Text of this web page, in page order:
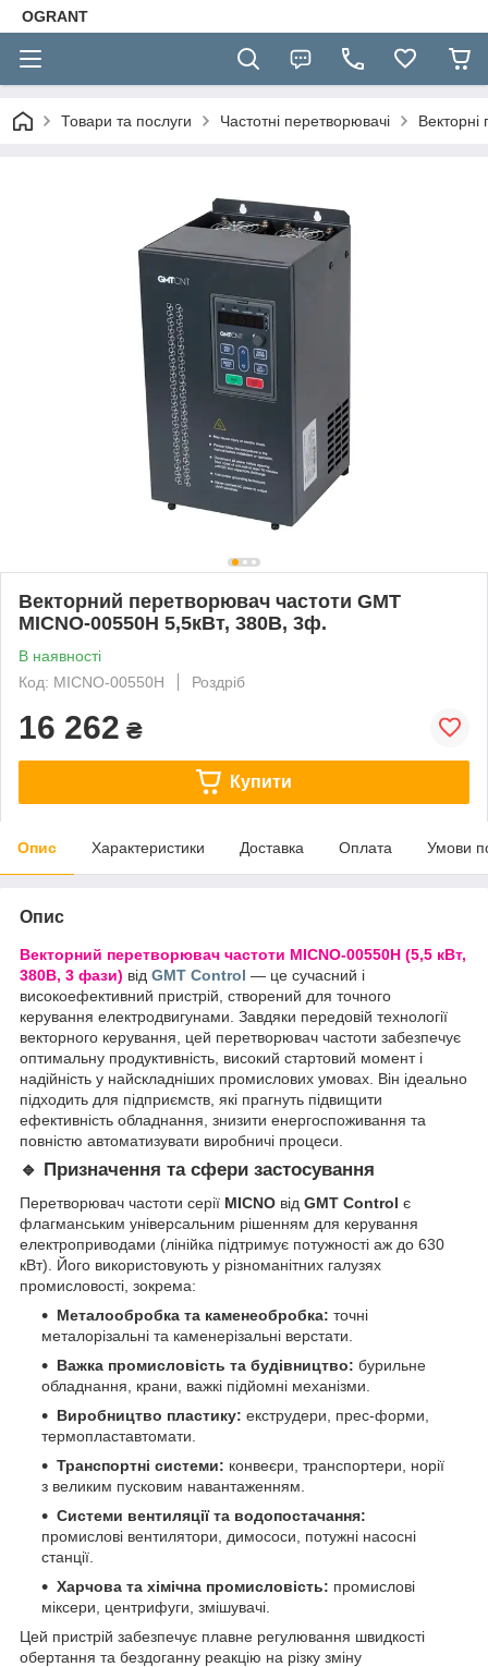
OGRANT
Товари та послуги Частотні перетворювачі Векторні
Векторний перетворювач частоти GMT
MICNO-00550H 5,5кВт, 380В, 3ф.
В наявності
Код: MICNO-00550H
Роздріб
16 262 ₴
Купити
Опис Характеристики Доставка Оплата Умови
Опис
Векторний перетворювач частоти MICNO-00550H (5,5 кВт,
380В, 3 фази) від GMT Control — це сучасний і
високоефективний пристрій, створений для точного
керування електродвигунами. Завдяки передовій технології
векторного керування, цей перетворювач частоти забезпечує
оптимальну продуктивність, високий стартовий момент і
надійність у найскладніших промислових умовах. Він ідеально
підходить для підприємств, які прагнуть підвищити
ефективність обладнання, знизити енергоспоживання та
повністю автоматизувати виробничі процеси.
🔹 Призначення та сфери застосування
Перетворювач частоти серії MICNO від GMT Control є
флагманським універсальним рішенням для керування
електроприводами (лінійка підтримує потужності аж до 630
кВт). Його використовують у різноманітних галузях
промисловості, зокрема:
Металообробка та каменеобробка: точні
металорізальні та каменерізальні верстати.
Важка промисловість та будівництво: бурильне
обладнання, крани, важкі підйомні механізми.
Виробництво пластику: екструдери, прес-форми,
термопластавтомати.
Транспортні системи: конвеєри, транспортери, норії
з великим пусковим навантаженням.
Системи вентиляції та водопостачання:
промислові вентилятори, димососи, потужні насосні
станції.
Харчова та хімічна промисловість: промислові
міксери, центрифуги, змішувачі.
Цей пристрій забезпечує плавне регулювання швидкості
обертання та бездоганну реакцію на різку зміну